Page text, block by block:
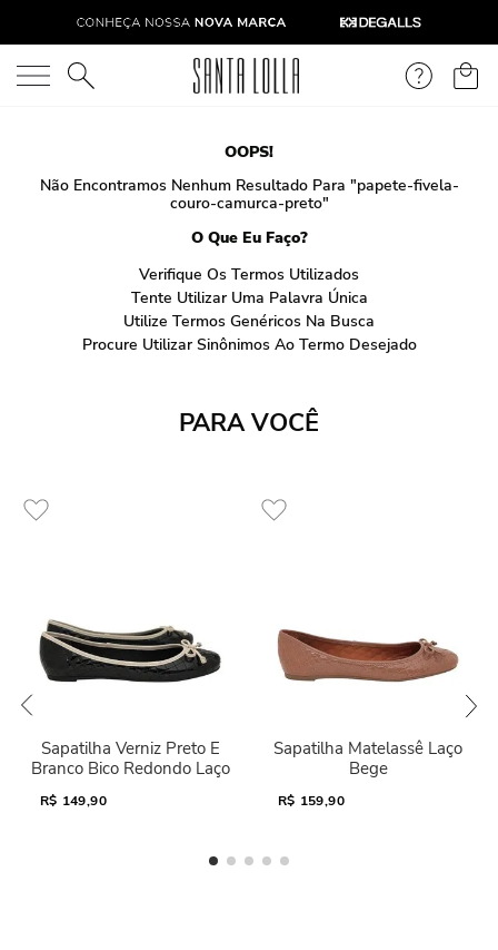
O que você está procurando?
OOPS!
Não Encontramos Nenhum Resultado Para "papete-fivela-
couro-camurca-preto"
O Que Eu Faço?
Verifique Os Termos Utilizados
Tente Utilizar Uma Palavra Única
Utilize Termos Genéricos Na Busca
Procure Utilizar Sinônimos Ao Termo Desejado
PARA VOCÊ
Sapatilha Verniz Preto E
Branco Bico Redondo Laço
R$ 149,90
Sapatilha Matelassê Laço
Bege
R$ 159,90